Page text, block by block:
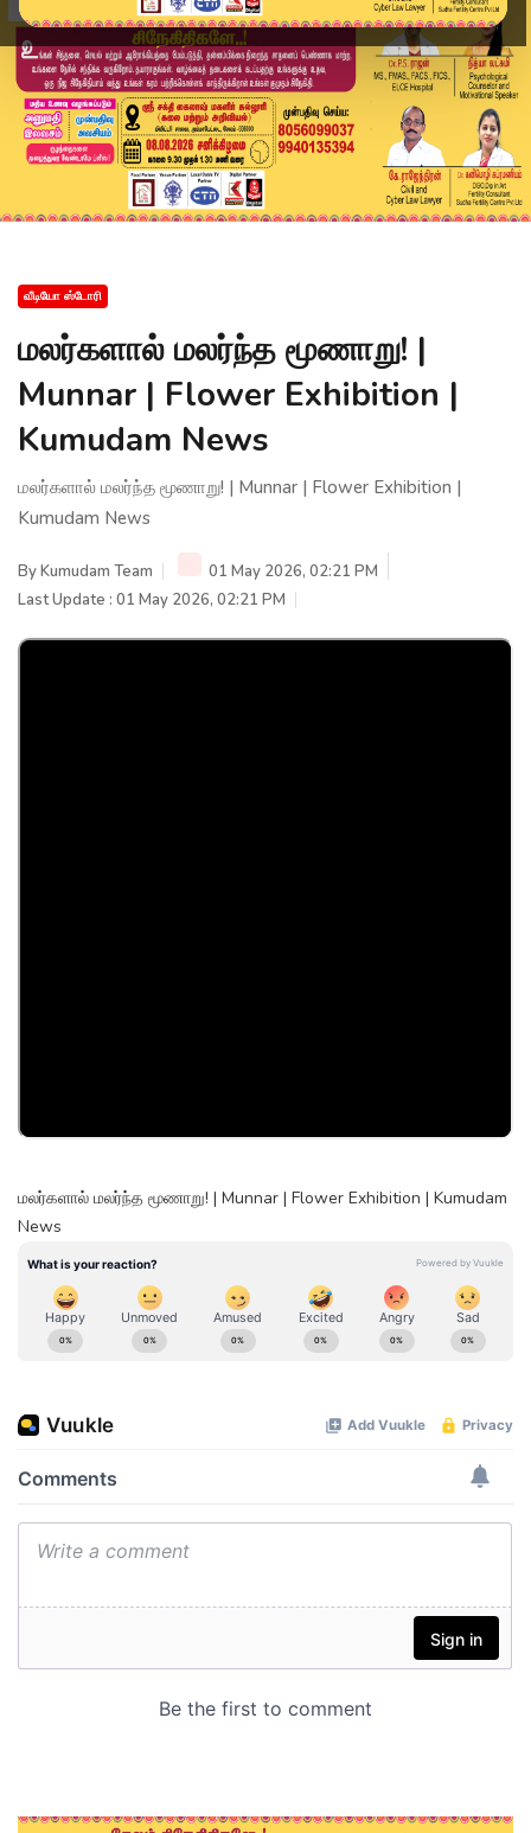
வீடியோ ஸ்டோரி
மலர்களால் மலர்ந்த மூணாறு! |
Munnar | Flower Exhibition |
Kumudam News
மலர்களால் மலர்ந்த மூணாறு! | Munnar | Flower Exhibition |
Kumudam News
ByKumudam Team
01 May 2026, 02:21 PM
Last Update : 01 May 2026, 02:21 PM
மலர்களால் மலர்ந்த மூணாறு! | Munnar | Flower Exhibition | Kumudam
News